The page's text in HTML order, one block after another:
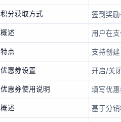
积分获取方式 签到奖
概述 用户在
特点 支持创
优惠券设置 开启/关
优惠券使用说明 填写优
概述 基于分